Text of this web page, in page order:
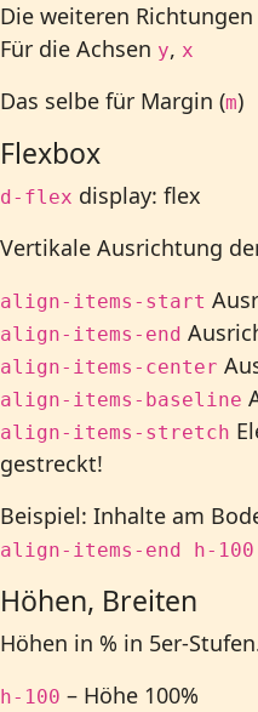
Die weiteren
Für die Achsen y, x
Das selbe für Margin (m)
Flexbox
d-flex display: flex
Vertikale Ausrichtung
align-items-start
align-items-end
align-items-center
align-items-baseline
align-items-stretch
gestreckt!
Beispiel: Inhalte am
align-items-end h-100
Höhen, Breiten
Höhen in % in 5er-
h-100 – Höhe 100%